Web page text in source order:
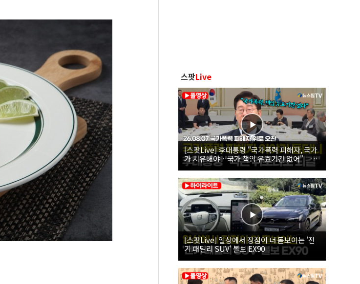
스팟Live
[스팟Live] 李대통령 "국가폭력 피해자, 국가
가 치유해야…국가 책임 유효기간 없어"｜
26.08.07 국가폭력 피해자 위로 오찬
[스팟Live] 일상에서 장점이 더 돋보이는 '전
기 패밀리 SUV' 볼보 EX90